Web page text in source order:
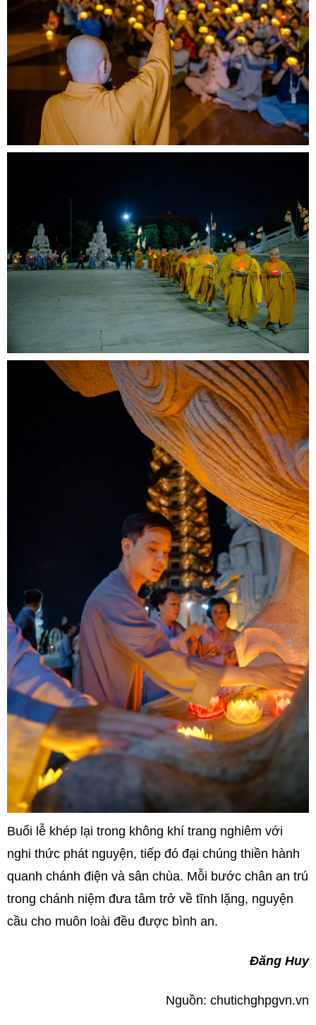
Buổi lễ khép lại trong không khí trang nghiêm với
nghi thức phát nguyện, tiếp đó đại chúng thiền hành
quanh chánh điện và sân chùa. Mỗi bước chân an trú
trong chánh niệm đưa tâm trở về tĩnh lặng, nguyện
cầu cho muôn loài đều được bình an.
Đăng Huy
Nguồn: chutichghpgvn.vn